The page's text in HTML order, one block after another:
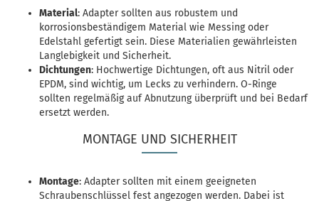
Material: Adapter sollten aus robustem und
korrosionsbeständigem Material wie Messing oder
Edelstahl gefertigt sein. Diese Materialien gewährleisten
Langlebigkeit und Sicherheit.
Dichtungen: Hochwertige Dichtungen, oft aus Nitril oder
EPDM, sind wichtig, um Lecks zu verhindern. O-Ringe
sollten regelmäßig auf Abnutzung überprüft und bei Bedarf
ersetzt werden.
MONTAGE UND SICHERHEIT
Montage: Adapter sollten mit einem geeigneten
Schraubenschlüssel fest angezogen werden. Dabei ist